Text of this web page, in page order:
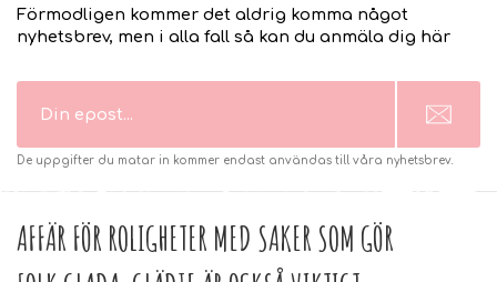
Förmodligen kommer det aldrig komma något
nyhetsbrev, men i alla fall så kan du anmäla dig här
De uppgifter du matar in kommer endast användas till våra nyhetsbrev.
AFFÄR FÖR ROLIGHETER MED SAKER SOM GÖR